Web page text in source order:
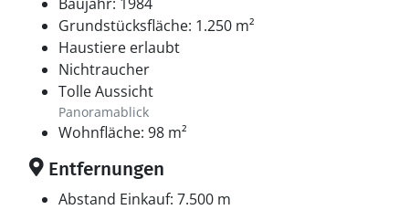
Grundstücksfläche: 1.250 m²
Haustiere erlaubt
Nichtraucher
Tolle Aussicht
Panoramablick
Wohnfläche: 98 m²
Entfernungen
Abstand Einkauf: 7.500 m